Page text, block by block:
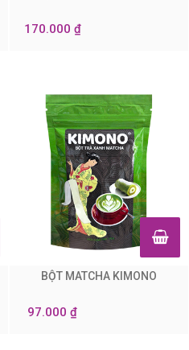
170.000 ₫
BỘT MATCHA KIMONO
97.000 ₫